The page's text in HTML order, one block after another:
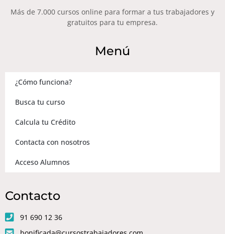
Más de 7.000 cursos online para formar a tus trabajadores y
gratuitos para tu empresa.
Menú
¿Cómo funciona?
Busca tu curso
Calcula tu Crédito
Contacta con nosotros
Acceso Alumnos
Contacto
91 690 12 36